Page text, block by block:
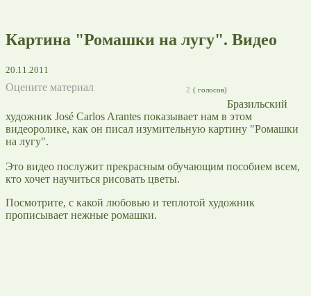
Картина "Ромашки на лугу". Видео
20.11.2011
Оцените материал (
2 голосов)
Бразильский
художник José Carlos Arantes показывает нам в этом
видеоролике, как он писал изумительную картину "Ромашки
на лугу".
Это видео послужит прекрасным обучающим пособием всем,
кто хочет научиться рисовать цветы.
Посмотрите, с какой любовью и теплотой художник
прописывает нежные ромашки.